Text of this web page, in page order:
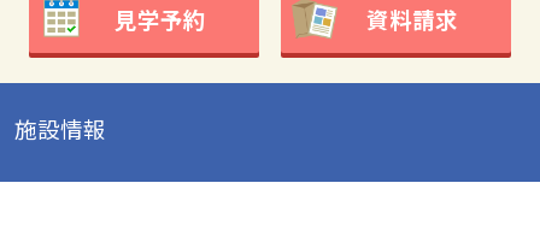
見学予約 資料請求
施設情報